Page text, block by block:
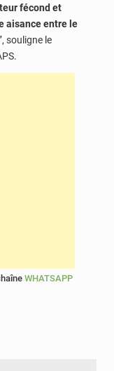
fécond et
aisance entre le
souligne le
WHATSAPP